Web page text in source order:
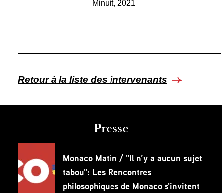
Minuit, 2021
Retour à la liste des intervenants
Presse
Monaco Matin / "Il n’y a aucun sujet
tabou": Les Rencontres
philosophiques de Monaco s'invitent